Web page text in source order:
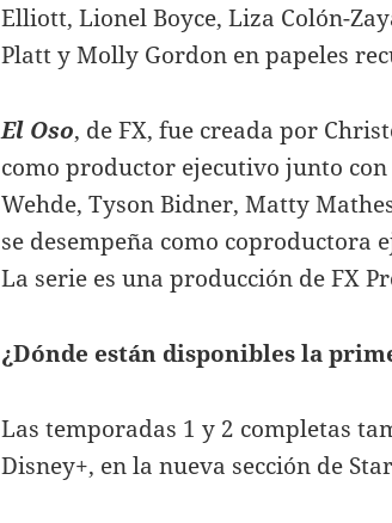
Elliott, Lionel Boyce, Liza Colón-
Platt y Molly Gordon en papeles
El Oso, de FX, fue creada por
como productor ejecutivo junto con
Wehde, Tyson Bidner, Matty
se desempeña como
La serie es una producción de FX
¿Dónde están disponibles la
Las temporadas 1 y 2 completas
Disney+, en la nueva sección de